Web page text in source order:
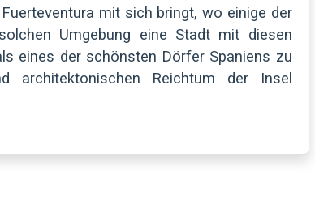
mit sich bringt, wo einige der
Umgebung eine Stadt mit diesen
eines der schönsten Dörfer Spaniens zu
architektonischen Reichtum der Insel